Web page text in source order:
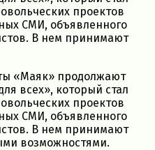
проектов
СМИ, объявленного
В нем принимают
«Маяк» продолжают
всех», который стал
проектов
СМИ, объявленного
В нем принимают
возможностями.